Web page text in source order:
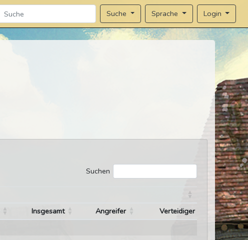
Suche Sprache Login
Suchen
Insgesamt Angreifer
Verteidiger